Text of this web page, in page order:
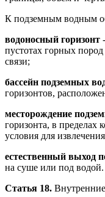
К подземным водным
водоносный горизонт
пустотах горных
связи;
бассейн подземных
горизонтов,
месторождение
горизонта, в пределах
условия для
естественный выход
на суше или под водой.
Статья 18.